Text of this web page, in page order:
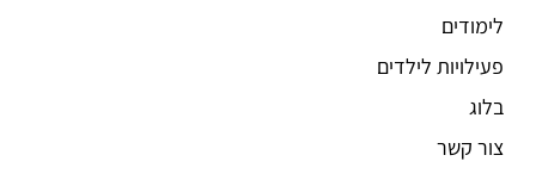
לימודים
פעילויות לילדים
בלוג
צור קשר